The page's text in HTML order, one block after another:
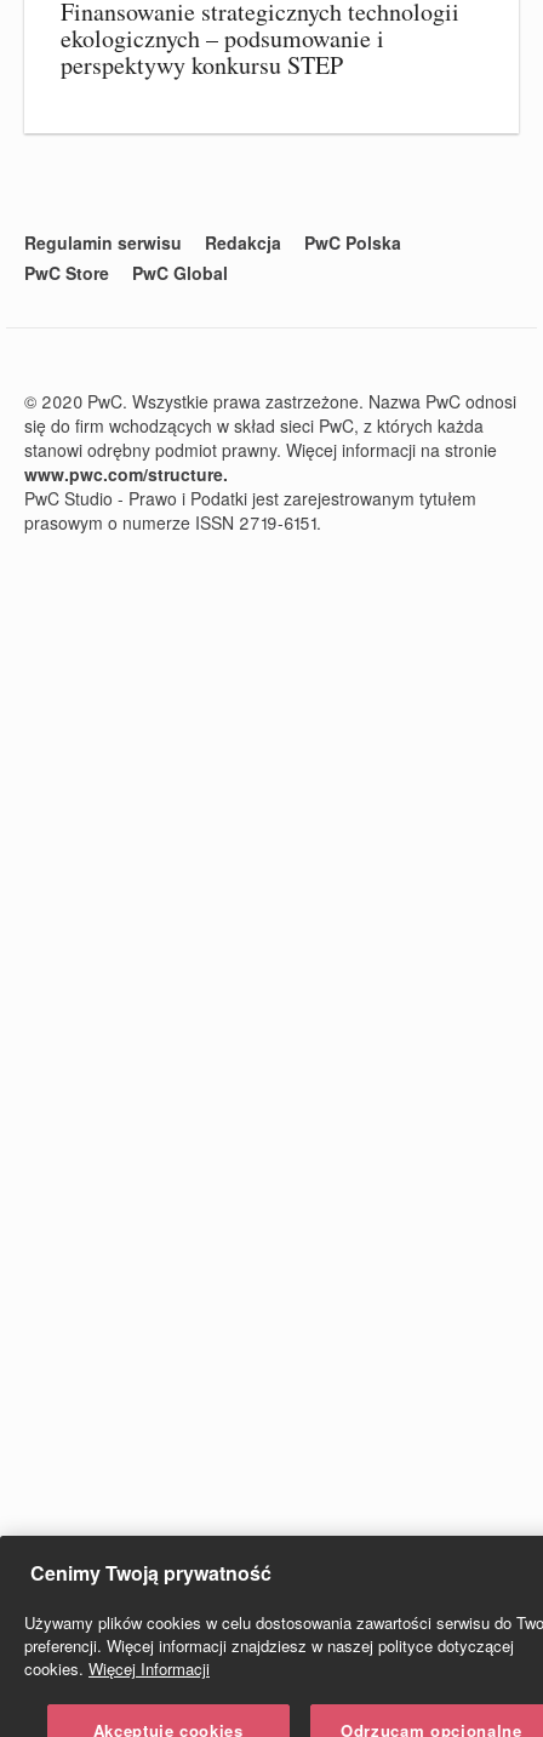
Finansowanie strategicznych technologii
ekologicznych – podsumowanie i
perspektywy konkursu STEP
Regulamin serwisu Redakcja
PwC Polska
PwC Store
PwC Global
© 2020 PwC. Wszystkie prawa zastrzeżone. Nazwa PwC odnosi
się do firm wchodzących w skład sieci PwC, z których każda
stanowi odrębny podmiot prawny. Więcej informacji na stronie
www.pwc.com/structure.
PwC Studio - Prawo i Podatki jest zarejestrowanym tytułem
prasowym o numerze ISSN 2719-6151.
Cenimy Twoją prywatność
Używamy plików cookies w celu dostosowania zawartości serwisu do
preferencji. Więcej informacji znajdziesz w naszej polityce dotyczącej
cookies. Więcej Informacji
Akceptuję cookies Odrzucam opcjonalne